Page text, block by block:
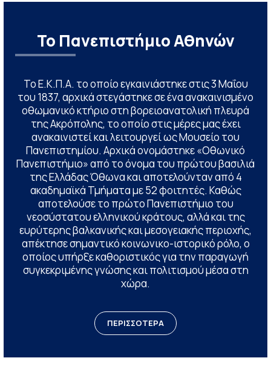
Το Πανεπιστήμιο Αθηνών
Το Ε.Κ.Π.Α. το οποίο εγκαινιάστηκε στις 3 Μαΐου
του 1837, αρχικά στεγάστηκε σε ένα ανακαινισμένο
οθωμανικό κτήριο στη βορειοανατολική πλευρά
της Ακρόπολης, το οποίο στις μέρες μας έχει
ανακαινιστεί και λειτουργεί ως Μουσείο του
Πανεπιστημίου. Αρχικά ονομάστηκε «Οθωνικό
Πανεπιστήμιο» από το όνομα του πρώτου βασιλιά
της Ελλάδας Όθωνα και αποτελούνταν από 4
ακαδημαϊκά Τμήματα με 52 φοιτητές. Καθώς
αποτελούσε το πρώτο Πανεπιστήμιο του
νεοσύστατου ελληνικού κράτους, αλλά και της
ευρύτερης βαλκανικής και μεσογειακής περιοχής,
απέκτησε σημαντικό κοινωνικο-ιστορικό ρόλο, ο
οποίος υπήρξε καθοριστικός για την παραγωγή
συγκεκριμένης γνώσης και πολιτισμού μέσα στη
χώρα.
ΠΕΡΙΣΣΟΤΕΡΑ